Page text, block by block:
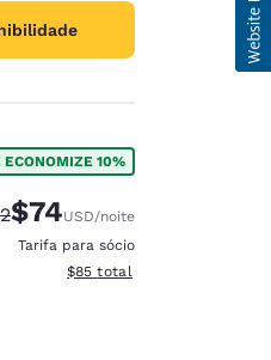
ECONOMIZE 10%
anterior “tachada”:
Tarifa com desconto:
$74USD/noite
Tarifa para sócio
Exibir detalhes do total
$85 total